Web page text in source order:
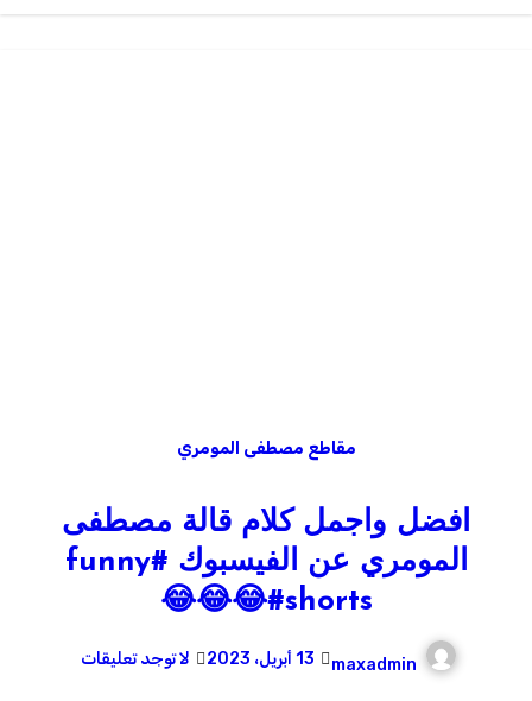
مقاطع مصطفى المومري
افضل واجمل كلام قالة مصطفى
المومري عن الفيسبوك #funny
#shorts😂😂😂
maxadmin 13 أبريل، 2023 لا توجد تعليقات